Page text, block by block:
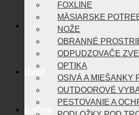
FOXLINE
MÄSIARSKE
NOŽE
OBRANNÉ
ODPUDZOVAČE
OPTIKA
OSIVÁ A MIEŠANKY
OUTDOOROVÉ
PESTOVANIE A